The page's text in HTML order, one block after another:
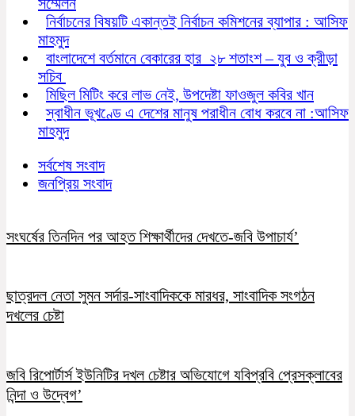
নির্বাচনের বিষয়টি একান্তই নির্বাচন কমিশনের ব্যাপার : আসিফ
মাহমুদ
বাংলাদেশে বর্তমানে বেকারের হার ২৮ শতাংশ – যুব ও ক্রীড়া
সচিব
মিছিল মিটিং করে লাভ নেই, উপদেষ্টা ফাওজুল কবির খান
স্বাধীন ভূখণ্ডে এ দেশের মানুষ পরাধীন বোধ করবে না :আসিফ
মাহমুদ
সর্বশেষ সংবাদ
জনপ্রিয় সংবাদ
সংঘর্ষের তিনদিন পর আহত শিক্ষার্থীদের দেখতে-জবি উপাচার্য’
ছাত্রদল নেতা সুমন সর্দার-সাংবাদিককে মারধর, সাংবাদিক সংগঠন
দখলের চেষ্টা
জবি রিপোর্টার্স ইউনিটির দখল চেষ্টার অভিযোগে যবিপ্রবি প্রেসক্লাবের
নিন্দা ও উদ্বেগ’